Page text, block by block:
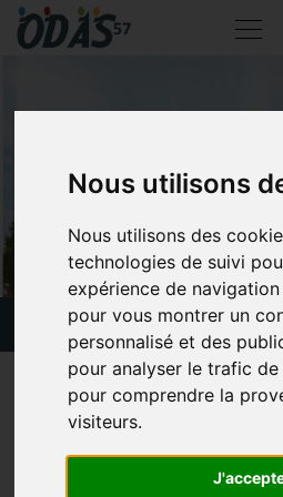
Nous utilisons
Nous utilisons des
technologies de suivi
expérience de
pour vous montrer un
personnalisé et des
pour analyser le trafic
pour comprendre la
visiteurs.
Actualités La Nouvelle
5 février 2021
La nouvelle
d’Accueil